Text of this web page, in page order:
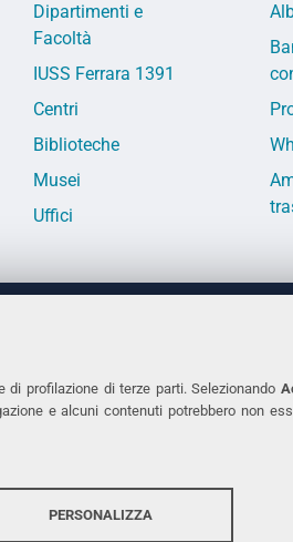
profilazione di terze parti. Selezionando
e alcuni contenuti potrebbero non
PERSONALIZZA
Dipartimenti e
Facoltà
IUSS Ferrara 1391
Centri
Biblioteche
Musei
Uffici
Tel. +39 0532
Fax. +39 0532